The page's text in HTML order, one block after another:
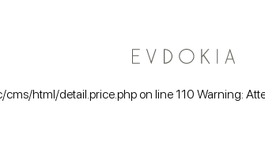
html/detail.price.php on line 110 Warning: